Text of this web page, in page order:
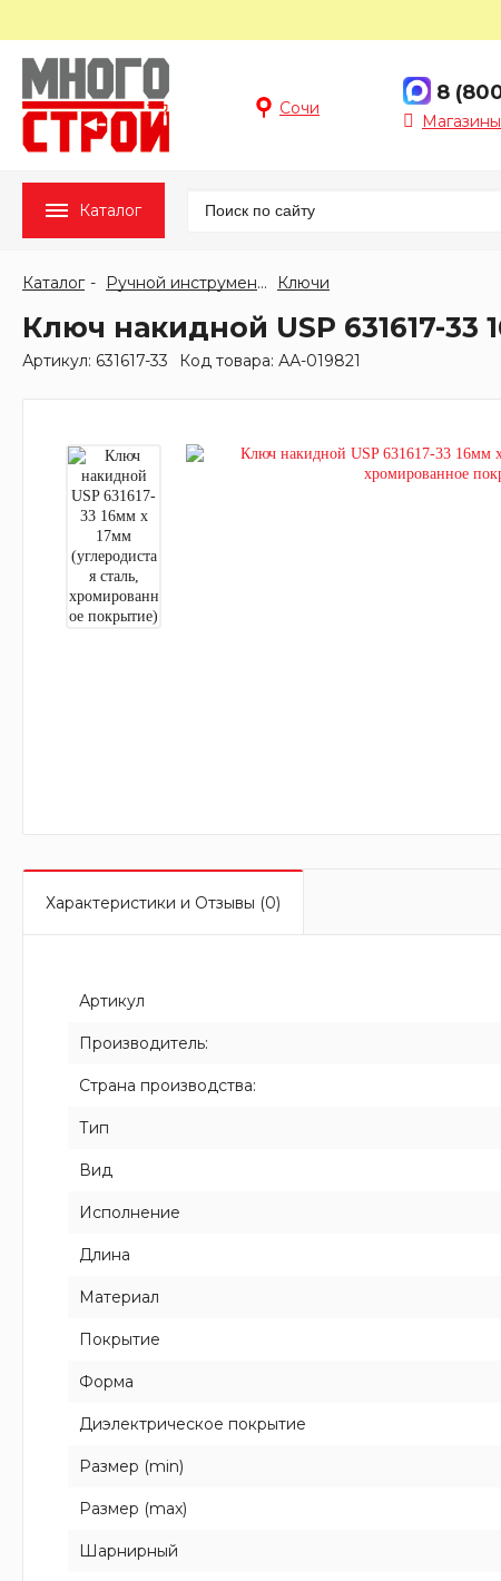
Сочи
8
Каталог
Каталог Ручной инструмент Ключи
Ключ накидной USP 631617-
Артикул: 631617-33 Код товара: АА-019821
Характеристики и Отзывы (0)
Артикул
Производитель:
Страна производства:
Тип
Вид
Исполнение
Длина
Материал
Покрытие
Форма
Диэлектрическое покрытие
Размер (min)
Размер (max)
Шарнирный